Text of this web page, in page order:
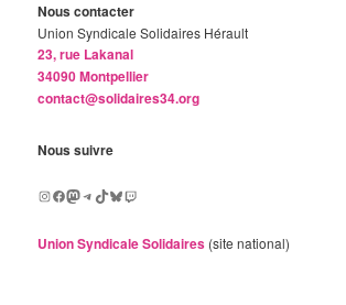
Nous contacter
Union Syndicale Solidaires Hérault
23, rue Lakanal
34090 Montpellier
contact@solidaires34.org
Nous suivre
Instagram
Facebook
Mastodon
Telegram
TikTok
Bluesky
Twitch
Union Syndicale Solidaires (site national)